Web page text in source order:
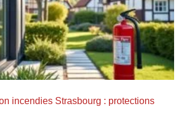
incendies Strasbourg : protections